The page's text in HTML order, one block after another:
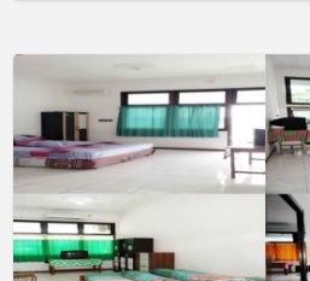
Bulanan
/
Harian
175
ribu
Murah